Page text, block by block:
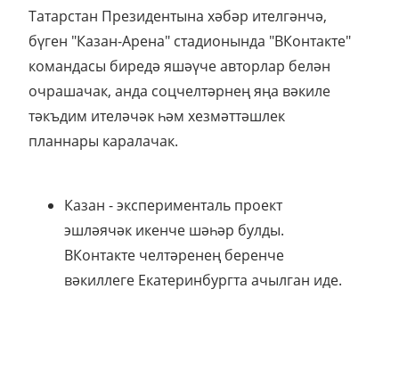
Татарстан Президентына хәбәр ителгәнчә,
бүген "Казан-Арена" стадионында "ВКонтакте"
командасы биредә яшәүче авторлар белән
очрашачак, анда соцчелтәрнең яңа вәкиле
тәкъдим ителәчәк һәм хезмәттәшлек
планнары каралачак.
Казан - эксперименталь проект
эшләячәк икенче шәһәр булды.
ВКонтакте челтәренең беренче
вәкиллеге Екатеринбургта ачылган иде.